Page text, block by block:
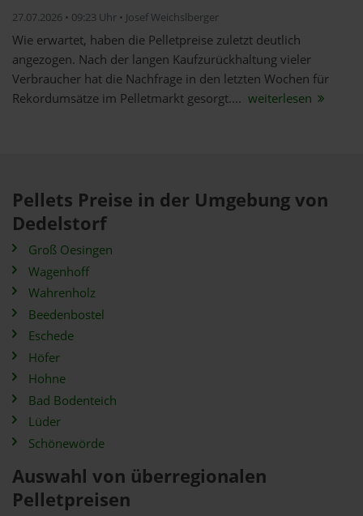
27.07.2026 • 09:23 Uhr • Josef Weichslberger
Wie erwartet, haben die Pelletpreise zuletzt deutlich
angezogen. Nach der langen Kaufzurückhaltung vieler
Verbraucher hat die Nachfrage in den letzten Wochen für
Rekordumsätze im Pelletmarkt gesorgt.... weiterlesen
Pellets Preise in der Umgebung von
Dedelstorf
Groß Oesingen
Wagenhoff
Wahrenholz
Beedenbostel
Eschede
Höfer
Hohne
Bad Bodenteich
Lüder
Schönewörde
Auswahl von überregionalen
Pelletpreisen